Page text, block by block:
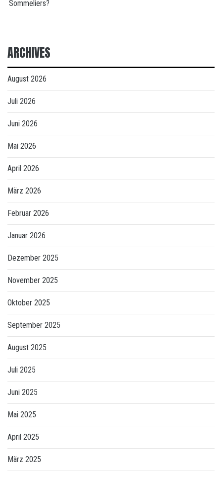
Sommeliers?
ARCHIVES
August 2026
Juli 2026
Juni 2026
Mai 2026
April 2026
März 2026
Februar 2026
Januar 2026
Dezember 2025
November 2025
Oktober 2025
September 2025
August 2025
Juli 2025
Juni 2025
Mai 2025
April 2025
März 2025